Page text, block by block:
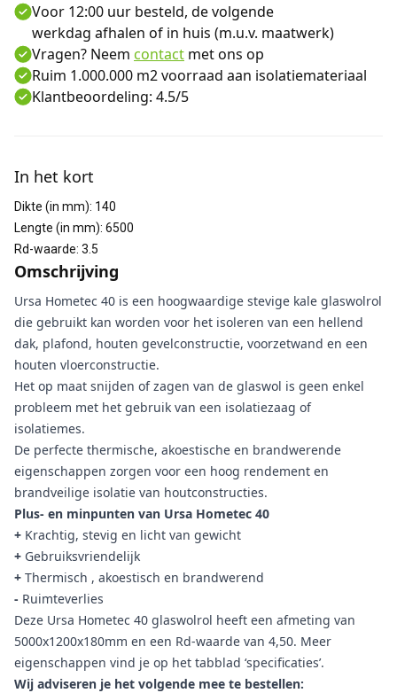
Voor 12:00 uur besteld, de volgende
werkdag afhalen of in huis (m.u.v. maatwerk)
Vragen? Neem contact met ons op
Ruim 1.000.000 m2 voorraad aan isolatiemateriaal
Klantbeoordeling: 4.5/5
In het kort
Dikte (in mm): 140
Lengte (in mm): 6500
Rd-waarde: 3.5
Omschrijving
Ursa Hometec 40 is een hoogwaardige stevige kale glaswolrol
die gebruikt kan worden voor het isoleren van een hellend
dak, plafond, houten gevelconstructie, voorzetwand en een
houten vloerconstructie.
Het op maat snijden of zagen van de glaswol is geen enkel
probleem met het gebruik van een isolatiezaag of
isolatiemes.
De perfecte thermische, akoestische en brandwerende
eigenschappen zorgen voor een hoog rendement en
brandveilige isolatie van houtconstructies.
Plus- en minpunten van Ursa Hometec 40
+ Krachtig, stevig en licht van gewicht
+ Gebruiksvriendelijk
+ Thermisch , akoestisch en brandwerend
- Ruimteverlies
Deze Ursa Hometec 40 glaswolrol heeft een afmeting van
5000x1200x180mm en een Rd-waarde van 4,50. Meer
eigenschappen vind je op het tabblad ‘specificaties’.
Wij adviseren je het volgende mee te bestellen: